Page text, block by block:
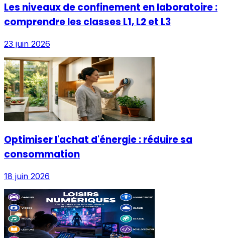
Les niveaux de confinement en laboratoire :
comprendre les classes L1, L2 et L3
23 juin 2026
Optimiser l'achat d'énergie : réduire sa
consommation
18 juin 2026